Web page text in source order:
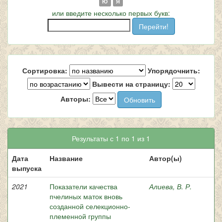
или введите несколько первых букв:
Сортировка:
Упорядочнить:
Вывести на страницу:
Авторы:
Результаты с 1 по 1 из 1
Дата
выпуска
Название Автор(ы)
2021
Показатели качества
пчелиных маток вновь
созданной селекционно-
племенной группы
Алиева, В. Р.